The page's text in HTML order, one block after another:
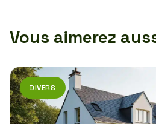
Vous aimerez
DIVERS